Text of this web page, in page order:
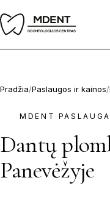
prie
turinio
Pradžia/Paslaugos ir kainos/
MDENT PASLAUGA
Dantų
Panevėžyje